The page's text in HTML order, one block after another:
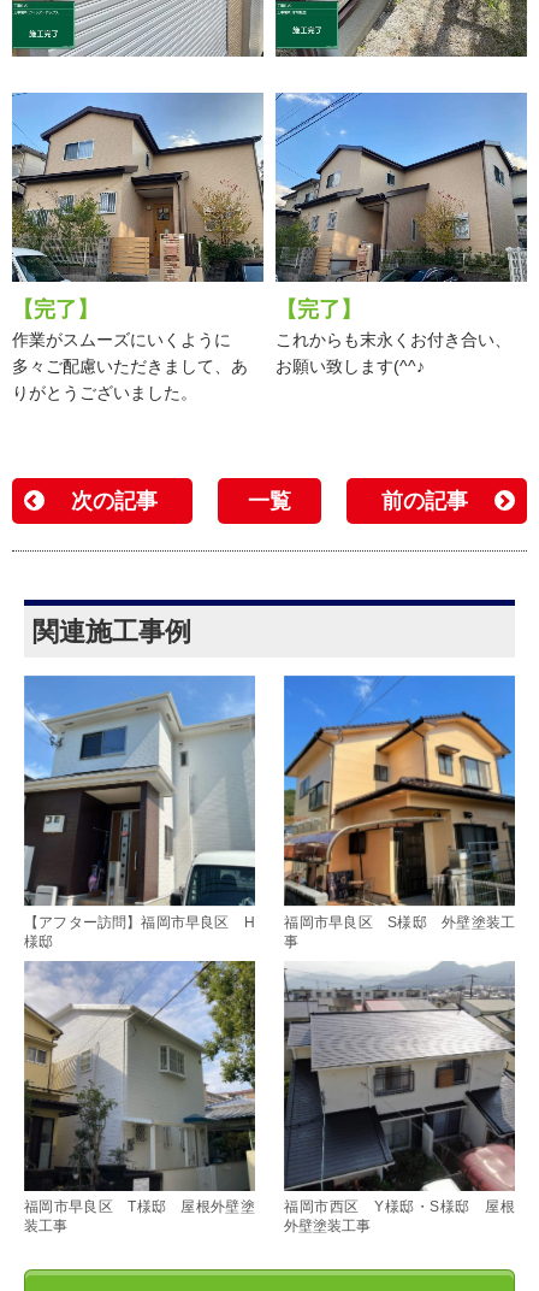
【完了】
作業がスムーズにいくように
多々ご配慮いただきまして、あ
りがとうございました。
【完了】
これからも末永くお付き合い、
お願い致します(^^♪
次の記事 一覧 前の記事
関連施工事例
【アフター訪問】福岡市早良区 H
様邸
福岡市早良区 S様邸 外壁塗装工
事
福岡市早良区 T様邸 屋根外壁塗
装工事
福岡市西区 Y様邸・S様邸 屋根
外壁塗装工事